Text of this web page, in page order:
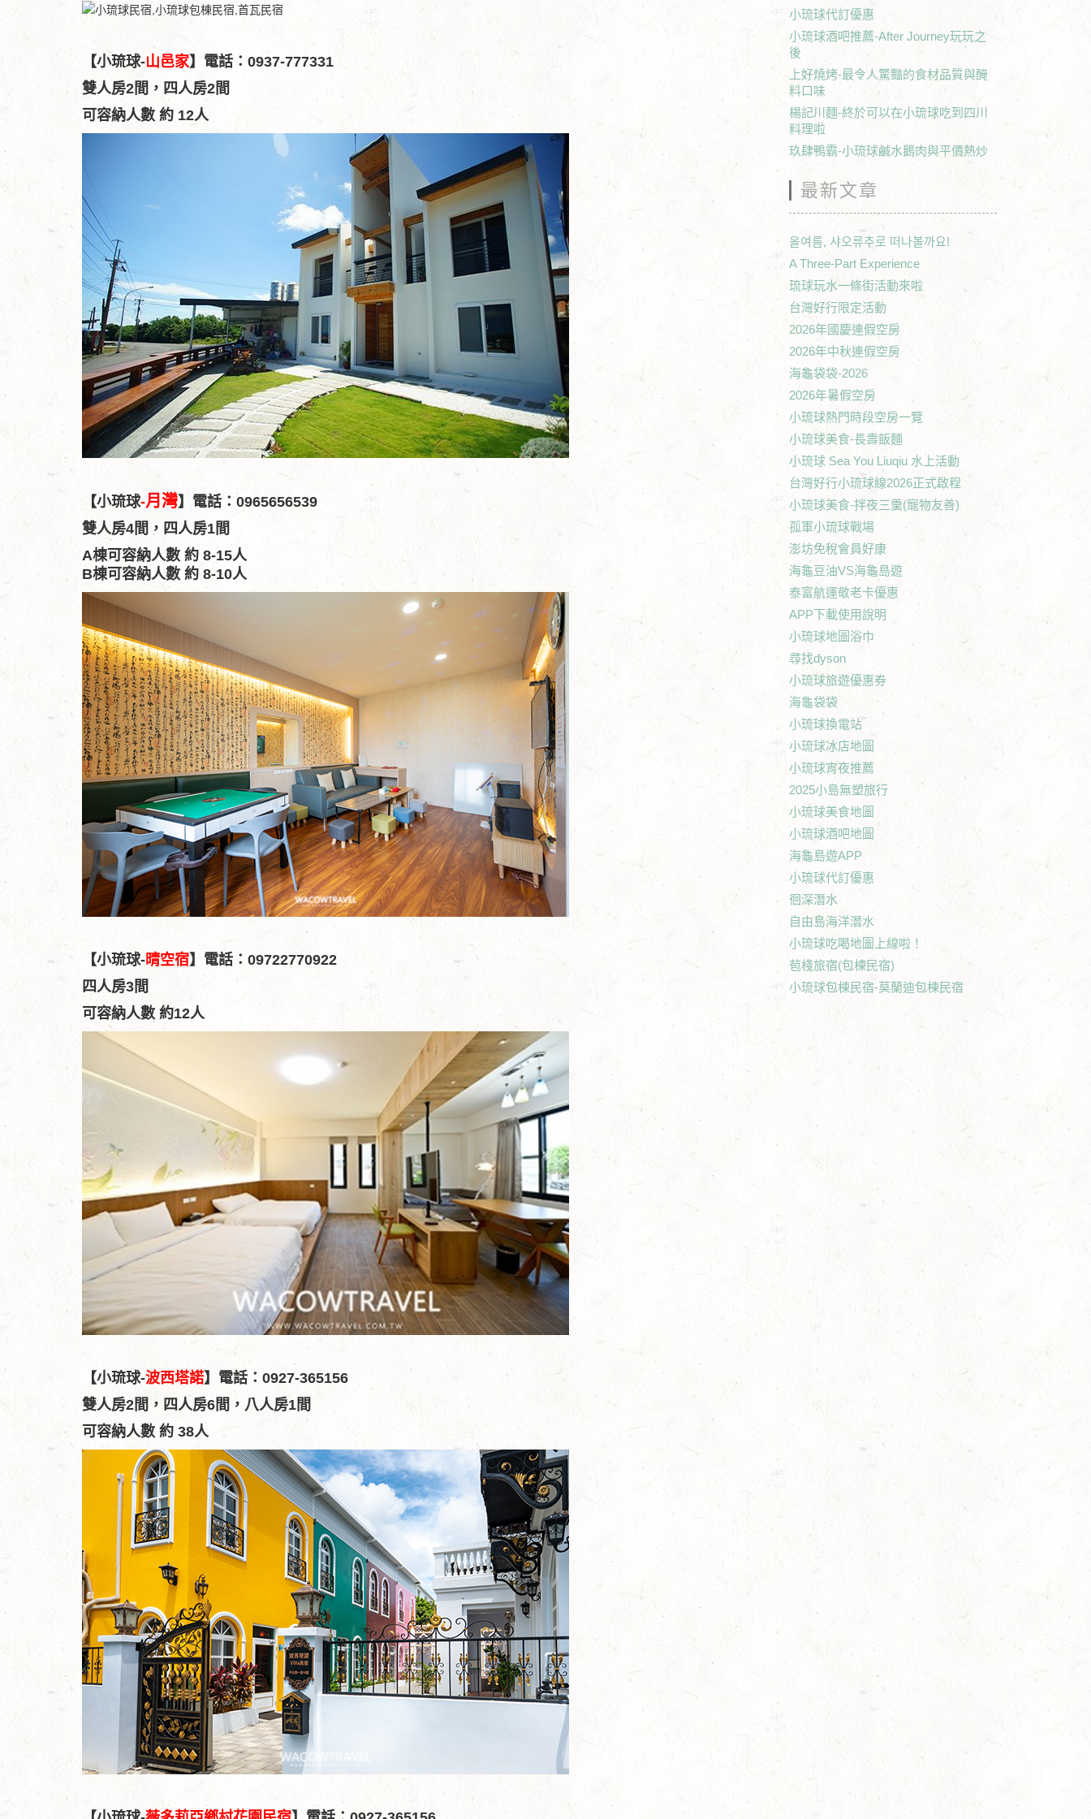
【小琉球-山邑家】電話：0937-777331
雙人房2間，四人房2間
可容納人數 約 12人
【小琉球-月灣】電話：0965656539
雙人房4間， 四人房1間
A棟可容納人數 約 8-15人
B棟可容納人數 約 8-10人
【小琉球-晴空宿】電話：09722770922
四人房3間
可容納人數 約12人
【小琉球-波西塔諾】電話：0927-365156
雙人房2間， 四人房6間，八人房1間
可容納人數 約 38人
小琉球代訂優惠
小琉球酒吧推薦-After Journey玩玩之
後
上好燒烤-最令人驚豔的食材品質與醃
料口味
楊記川麵-終於可以在小琉球吃到四川
料理啦
玖肆鴨霸-小琉球鹹水鵝肉與平價熱炒
最新文章
올여름, 샤오류추로 떠나볼까요!
A Three-Part Experience
琉球玩水一條街活動來啦
台灣好行限定活動
2026年國慶連假空房
2026年中秋連假空房
海龜袋袋-2026
2026年暑假空房
小琉球熱門時段空房一覽
小琉球美食-長壽飯麵
小琉球 Sea You Liuqiu 水上活動
台灣好行小琉球線2026正式啟程
小琉球美食-拌夜三羹(寵物友善)
孤軍小琉球戰場
澎坊免稅會員好康
海龜豆油VS海龜島遊
泰富航運敬老卡優惠
APP下載使用說明
小琉球地圖浴巾
尋找dyson
小琉球旅遊優惠券
海龜袋袋
小琉球換電站
小琉球冰店地圖
小琉球宵夜推薦
2025小島無塑旅行
小琉球美食地圖
小琉球酒吧地圖
海龜島遊APP
小琉球代訂優惠
徊深潛水
自由島海洋潛水
小琉球吃喝地圖上線啦！
苞棧旅宿(包棟民宿)
小琉球包棟民宿-莫蘭迪包棟民宿